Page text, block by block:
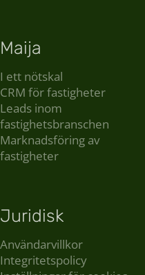
Maija
I ett nötskal
CRM för fastigheter
Leads inom
fastighetsbranschen
Marknadsföring av
fastigheter
Juridisk
Användarvillkor
Integritetspolicy